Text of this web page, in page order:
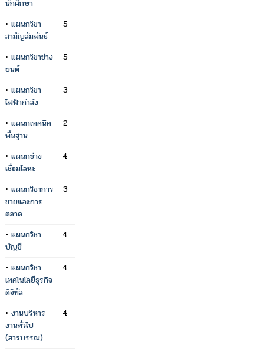
นักศึกษา
• แผนกวิชา
สามัญสัมพันธ์
5
• แผนกวิชาช่าง
ยนต์
5
• แผนกวิชา
ไฟฟ้ากำลัง
3
• แผนกเทคนิค
พื้นฐาน
2
• แผนกช่าง
เชื่อมโลหะ
4
• แผนกวิชาการ
ขายและการ
ตลาด
3
• แผนกวิชา
บัญชี
4
• แผนกวิชา
เทคโนโลยีธุรกิจ
ดิจิทัล
4
• งานบริหาร
งานทั่วไป
(สารบรรณ)
4